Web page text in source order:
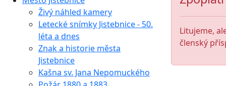
Litujeme,
členský
Živý náhled kamery
Letecké snímky Jistebnice - 50.
léta a dnes
Znak a historie města
Jistebnice
Kašna sv. Jana Nepomuckého